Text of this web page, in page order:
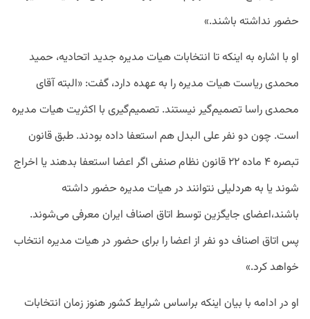
حضور نداشته باشند.»
او با اشاره به اینکه تا انتخابات هیات مدیره جدید اتحادیه، حمید
محمدی ریاست هیات مدیره را به عهده دارد، گفت: «البته آقای
محمدی راسا تصمیم‌گیر نیستند. تصمیم‌گیری با اکثریت هیات مدیره
است. چون دو نفر علی البدل هم استعفا داده بودند. طبق قانون
تبصره ۴ ماده ۲۲ قانون نظام صنفی اگر اعضا استعفا بدهند یا اخراج
شوند یا به هردلیلی نتوانند در هیات مدیره حضور داشته
باشند،اعضای جایگزین توسط اتاق اصناف ایران معرفی می‌شوند.
پس اتاق اصناف دو نفر از اعضا را برای حضور در هیات مدیره انتخاب
خواهد کرد.»
او در ادامه با بیان اینکه براساس شرایط کشور هنوز زمان انتخابات